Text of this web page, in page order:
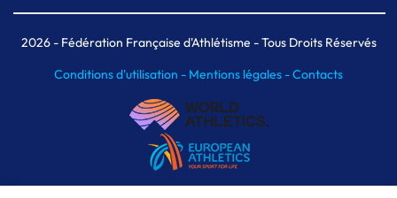
Meeting de Paris indoor
MAIF Ekiden de Paris
2026- Fédération Française d'Athlétisme - Tous Droits Réservés
Conditions d'utilisation - Mentions légales -Contacts